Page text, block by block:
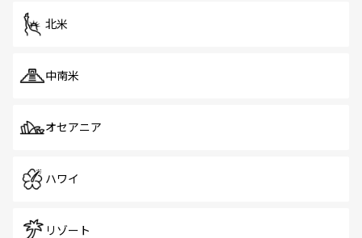
北米
中南米
オセアニア
ハワイ
リゾート